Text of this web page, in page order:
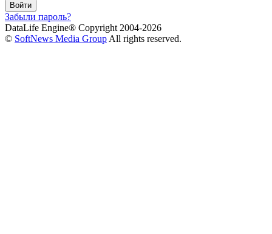
Войти
Забыли пароль?
DataLife Engine® Copyright 2004-2026
© SoftNews Media Group All rights reserved.